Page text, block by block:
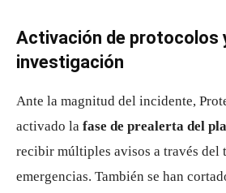
Activación de protocolos
investigación
Ante la magnitud del incidente,
activado la fase de prealerta del
recibir múltiples avisos a través del
emergencias. También se han